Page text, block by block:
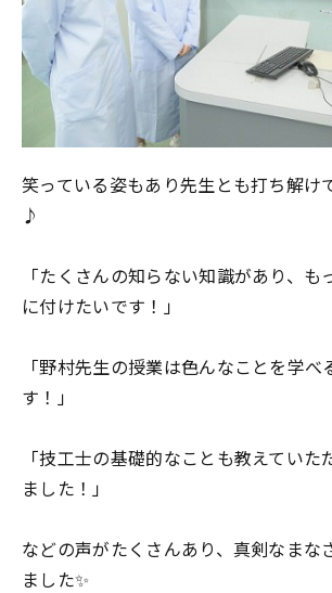
笑っている姿もあり先生とも打ち解け
♪
「たくさんの知らない知識があり、
に付けたいです！」
「野村先生の授業は色んなことを学べ
す！」
「技工士の基礎的なことも教えていた
ました！」
などの声がたくさんあり、真剣なまな
ました✨